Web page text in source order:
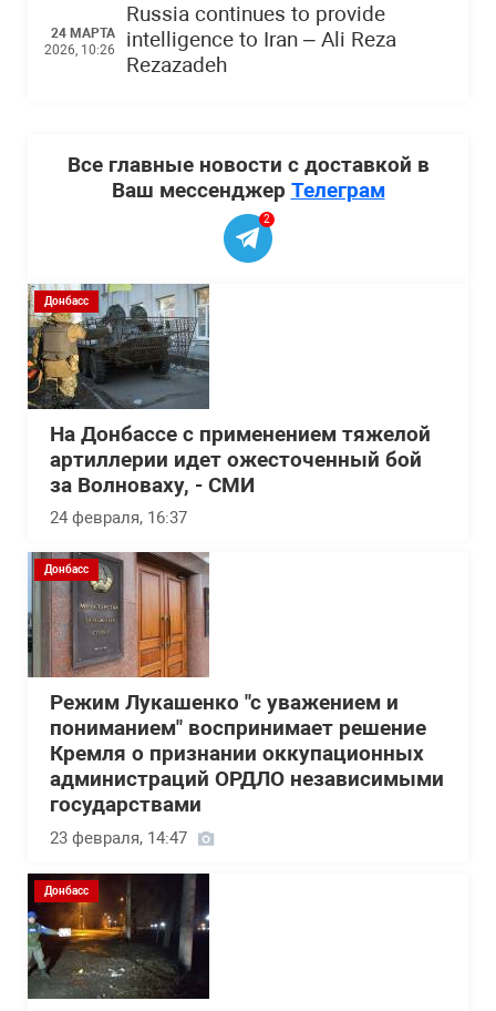
24 МАРТА
2026, 10:26
Russia continues to provide
intelligence to Iran – Ali Reza
Rezazadeh
Все главные новости с доставкой в
Ваш мессенджер Телеграм
2
Донбасс
На Донбассе с применением тяжелой
артиллерии идет ожесточенный бой
за Волноваху, - СМИ
24 февраля, 16:37
Донбасс
Режим Лукашенко "с уважением и
пониманием" воспринимает решение
Кремля о признании оккупационных
администраций ОРДЛО независимыми
государствами
23 февраля, 14:47
Донбасс